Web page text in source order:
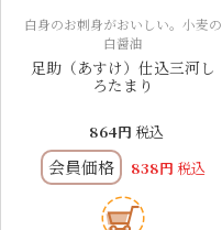
白身のお刺身がおいしい。小麦の
白醤油
足助（あすけ）仕込三河し
ろたまり
864 税込
会員価格 838 税込